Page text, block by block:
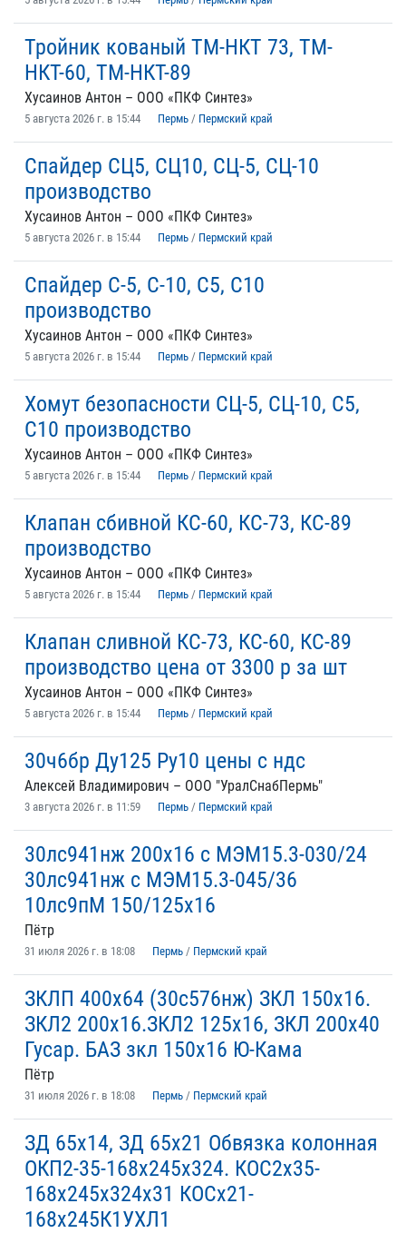
Тройник кованый ТМ-НКТ 73, ТМ-
НКТ-60, ТМ-НКТ-89
Хусаинов Антон – ООО «ПКФ Синтез»
5 августа 2026 г. в 15:44 Пермь / Пермский край
Спайдер СЦ5, СЦ10, СЦ-5, СЦ-10
производство
Хусаинов Антон – ООО «ПКФ Синтез»
5 августа 2026 г. в 15:44 Пермь / Пермский край
Спайдер С-5, С-10, С5, С10
производство
Хусаинов Антон – ООО «ПКФ Синтез»
5 августа 2026 г. в 15:44 Пермь / Пермский край
Хомут безопасности СЦ-5, СЦ-10, С5,
С10 производство
Хусаинов Антон – ООО «ПКФ Синтез»
5 августа 2026 г. в 15:44 Пермь / Пермский край
Клапан сбивной КС-60, КС-73, КС-89
производство
Хусаинов Антон – ООО «ПКФ Синтез»
5 августа 2026 г. в 15:44 Пермь / Пермский край
Клапан сливной КС-73, КС-60, КС-89
производство цена от 3300 р за шт
Хусаинов Антон – ООО «ПКФ Синтез»
5 августа 2026 г. в 15:44 Пермь / Пермский край
30ч6бр Ду125 Ру10 цены с ндс
Алексей Владимирович – ООО "УралСнабПермь"
3 августа 2026 г. в 11:59 Пермь / Пермский край
30лс941нж 200х16 с МЭМ15.3-030/24
30лс941нж с МЭМ15.3-045/36
10лс9пМ 150/125х16
Пётр
31 июля 2026 г. в 18:08 Пермь / Пермский край
ЗКЛП 400х64 (30с576нж) ЗКЛ 150х16.
ЗКЛ2 200х16.ЗКЛ2 125х16, ЗКЛ 200х40
Гусар. БАЗ зкл 150х16 Ю-Кама
Пётр
31 июля 2026 г. в 18:08 Пермь / Пермский край
ЗД 65х14, ЗД 65х21 Обвязка колонная
ОКП2-35-168х245х324. КОС2х35-
168х245х324х31 КОСх21-
168х245К1УХЛ1